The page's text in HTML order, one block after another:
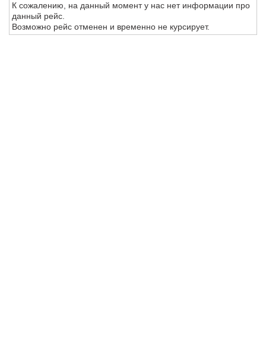
К сожалению, на данный момент у нас нет информации про
данный рейс.
Возможно рейс отменен и временно не курсирует.